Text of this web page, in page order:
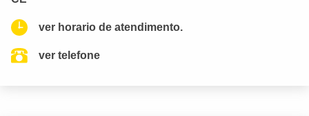
ver horario de atendimento.
ver telefone